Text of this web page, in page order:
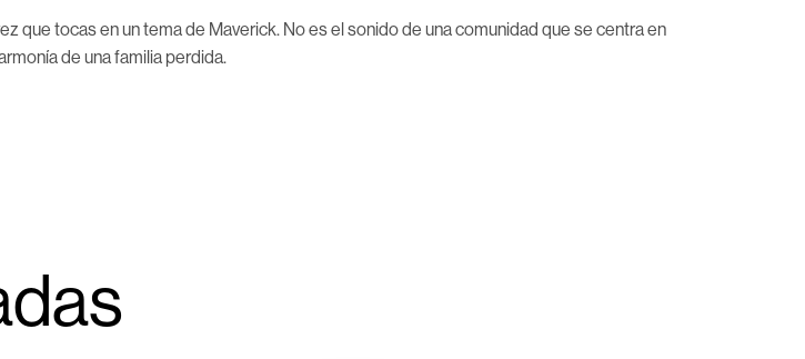
que tocas en un tema de Maverick. No es el sonido de una comunidad que se centra en
de una familia perdida.